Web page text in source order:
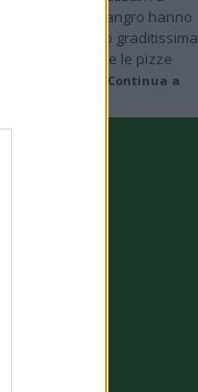
Castel di Sangro hanno
fatto la loro graditissima
apparizione le pizze
Continua a